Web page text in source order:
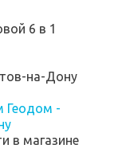
6 в 1
на-Дону
Геодом -
в магазине